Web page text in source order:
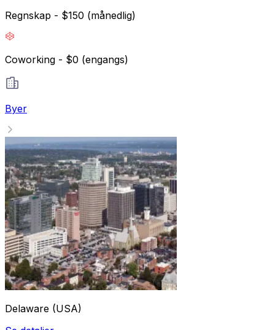
Regnskap - $150 (månedlig)
Coworking - $0 (engangs)
Byer
Delaware (USA)